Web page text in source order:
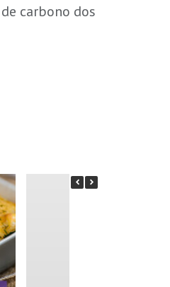
carbono dos